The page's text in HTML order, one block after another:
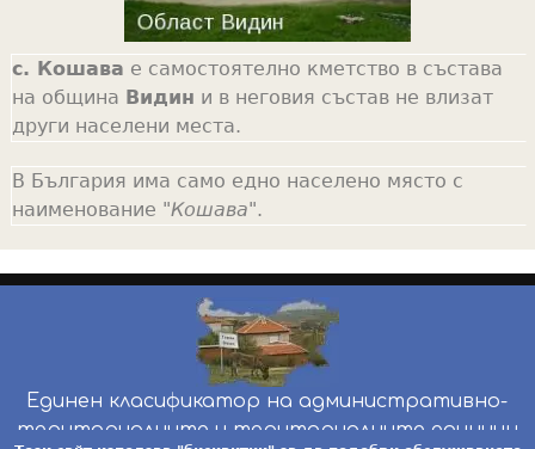
с. Кошава е самостоятелно кметство в състава
на община Видин и в неговия състав не влизат
други населени места.
В България има само едно населено място с
наименование "Кошава".
Единен класификатор на административно-
териториалните и териториалните единици